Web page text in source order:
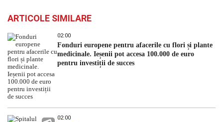
ARTICOLE SIMILARE
02:00
Fonduri europene pentru afacerile cu flori și plante
medicinale. Ieșenii pot accesa 100.000 de euro
pentru investiții de succes
02:00